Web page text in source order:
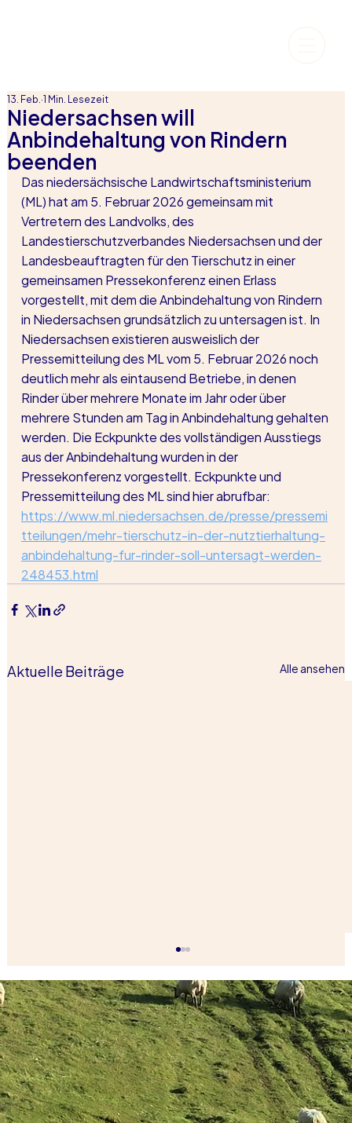
Niedersachsen will
Anbindehaltung von Rindern
beenden
13. Feb. 1 Min. Lesezeit
Das niedersächsische Landwirtschaftsministerium
(ML) hat am 5. Februar 2026 gemeinsam mit
Vertretern des Landvolks, des
Landestierschutzverbandes Niedersachsen und der
Landesbeauftragten für den Tierschutz in einer
gemeinsamen Pressekonferenz einen Erlass
vorgestellt, mit dem die Anbindehaltung von Rindern
in Niedersachsen grundsätzlich zu untersagen ist. In
Niedersachsen existieren ausweislich der
Pressemitteilung des ML vom 5. Februar 2026 noch
deutlich mehr als eintausend Betriebe, in denen
Rinder über mehrere Monate im Jahr oder über
mehrere Stunden am Tag in Anbindehaltung gehalten
werden. Die Eckpunkte des vollständigen Ausstiegs
aus der Anbindehaltung wurden in der
Pressekonferenz vorgestellt. Eckpunkte und
Pressemitteilung des ML sind hier abrufbar:
https://www.ml.niedersachsen.de/presse/pressemi
tteilungen/mehr-tierschutz-in-der-nutztierhaltung-
anbindehaltung-fur-rinder-soll-untersagt-werden-
248453.html
Aktuelle Beiträge Alle ansehen